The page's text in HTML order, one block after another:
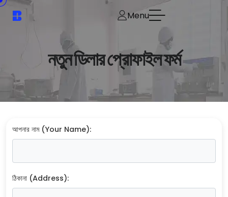
Menu
নতুন ডিলার প্রোফাইল ফর্ম
আপনার নাম (Your Name):
ঠিকানা (Address):